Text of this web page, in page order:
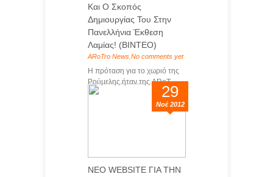
Και Ο Σκοπός
Δημιουργίας Του Στην
Πανελλήνια Έκθεση
Λαμίας! (ΒΙΝΤΕΟ)
ARoTro News No comments yet
Η πρόταση για το χωριό της
Ρούμελης ήταν της ARoT...
29
Νοέ 2012
ΝΕΟ WEBSITE ΓΙΑ ΤΗΝ